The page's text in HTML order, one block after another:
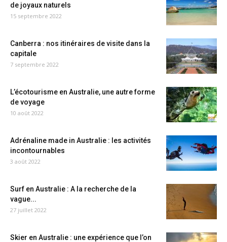
de joyaux naturels
15 septembre 2022
Canberra : nos itinéraires de visite dans la
capitale
7 septembre 2022
L’écotourisme en Australie, une autre forme
de voyage
10 août 2022
Adrénaline made in Australie : les activités
incontournables
3 août 2022
Surf en Australie : A la recherche de la
vague...
27 juillet 2022
Skier en Australie : une expérience que l’on